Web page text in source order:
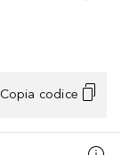
Copia codice